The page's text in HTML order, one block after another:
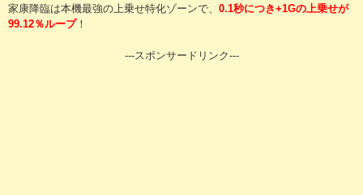
家康降臨は本機最強の上乗せ特化ゾーンで、 0.1秒につき+1Gの上乗せが
99.12％ループ！
---スポンサードリンク---